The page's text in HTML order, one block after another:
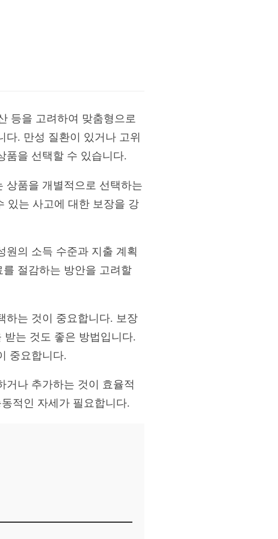
등을 고려하여 맞춤형으로
다. 만성 질환이 있거나 고위
품을 선택할 수 있습니다.
상품을 개별적으로 선택하는
있는 사고에 대한 보장을 강
원의 소득 수준과 지출 계획
절감하는 방안을 고려할
하는 것이 중요합니다. 보장
는 것도 좋은 방법입니다.
중요합니다.
거나 추가하는 것이 효율적
적인 자세가 필요합니다.